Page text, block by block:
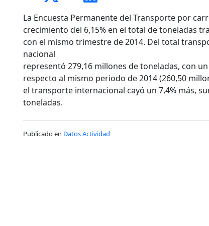
La Encuesta Permanente del Transporte por
crecimiento del 6,15% en el total de toneladas
con el mismo trimestre de 2014. Del total
nacional
representó 279,16 millones de toneladas, con
respecto al mismo periodo de 2014 (260,50
el transporte internacional cayó un 7,4% más,
toneladas.
Publicado en Datos Actividad